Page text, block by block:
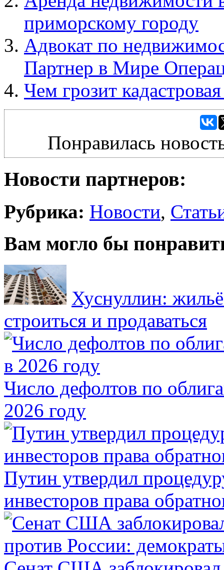
приморскому городу
Адвокат по
Партнер в Мире
Чем грозит
Понравилась
Новости партнеров:
Рубрика: Новости,
Вам могло бы
Хуснуллин:
строиться и продаваться
Число дефолтов по
2026 году
Путин утвердил
инвесторов права